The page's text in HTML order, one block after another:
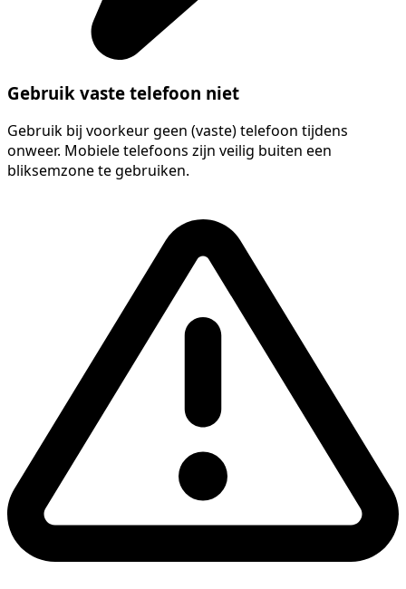
Gebruik vaste telefoon niet
Gebruik bij voorkeur geen (vaste) telefoon tijdens
onweer. Mobiele telefoons zijn veilig buiten een
bliksemzone te gebruiken.